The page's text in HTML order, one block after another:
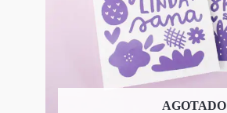
AGOTADO